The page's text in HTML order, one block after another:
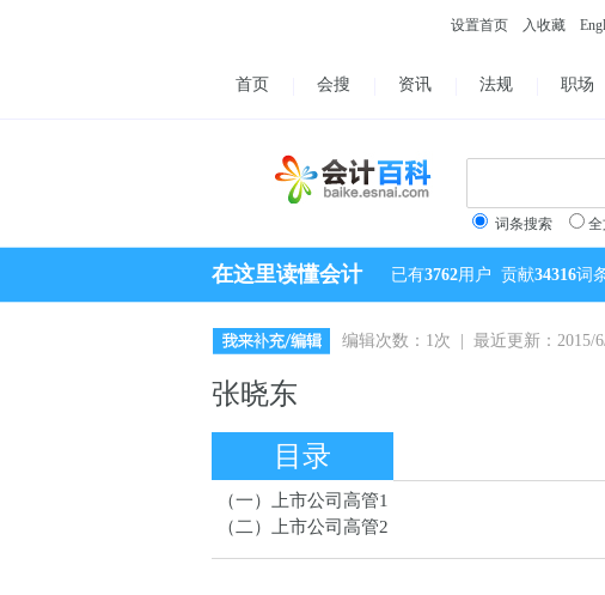
设置首页 入收藏
首页 会搜 资讯 法规 职场
词条搜索
在这里读懂会计 已有3762用户 贡献34316词
编辑次数：1次 | 最近更新：2015/
张晓东
目录
（一）上市公司高管1
（二）上市公司高管2